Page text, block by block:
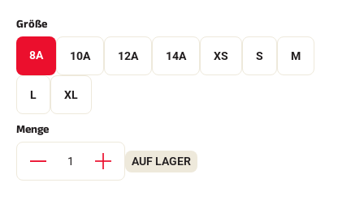
Größe
8A 10A 12A 14A XS S M
L XL
Menge
AUF LAGER